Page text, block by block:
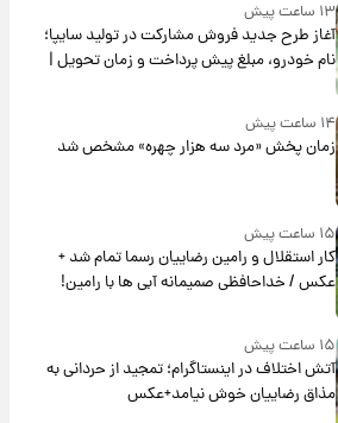
۱۳ ساعت پیش
آغاز طرح جدید فروش مشارکت در تولید سایپا؛
نام خودرو، مبلغ پیش پرداخت و زمان تحویل |
سود مشارکت چند درصد است؟
۱۴ ساعت پیش
زمان پخش «مرد سه هزار چهره» مشخص شد
۱۵ ساعت پیش
کار استقلال و رامین رضاییان رسما تمام شد +
عکس / خداحافظی صمیمانه آبی ها با رامین!
۱۵ ساعت پیش
آتش اختلاف در اینستاگرام؛ تمجید از حردانی به
مذاق رضاییان خوش نیامد+عکس